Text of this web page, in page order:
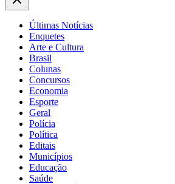
Últimas Notícias
Enquetes
Arte e Cultura
Brasil
Colunas
Concursos
Economia
Esporte
Geral
Polícia
Política
Editais
Municípios
Educação
Saúde